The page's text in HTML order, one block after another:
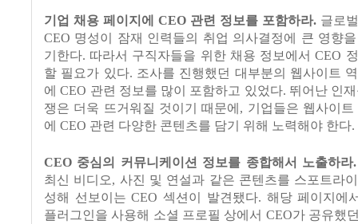
기업 채용 페이지에 CEO 관련 정보를 포함하라. 글로
CEO 명성이 잠재 인력들의 취업 의사결정에 큰 영향
기한다. 따라서 구직자들을 위한 채용 정보에서 CEO
할 필요가 있다. 조사를 진행했던 대부분의 웹사이트
에 CEO 관련 정보를 많이 포함하고 있었다. 뛰어난 인
쟁은 더욱 뜨거워질 것이기 때문에 , 기업들은 웹사이
에 CEO 관련 다양한 콘텐츠를 담기 위해 노력해야 한다.
CEO 중심의 커뮤니케이션 정보를 종합해서 노출하라.
최신 비디오, 사진 및 연설과 같은 콘텐츠를 스포트라
성해 선보이는 CEO섹션이 발견됐다. 해당 페이지에
플러그인을 사용해 소셜 프로필 상에서 CEO가 공유했